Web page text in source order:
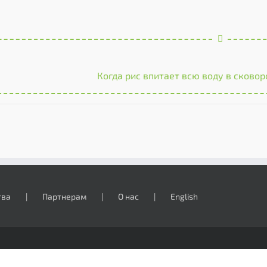
Когда рис впитает всю воду в
Партнерам О нас English